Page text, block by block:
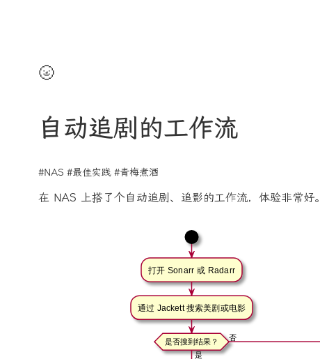
🌝
自动追剧的工作流
#NAS #最佳实践 #青梅煮酒
在 NAS 上搭了个自动追剧、追影的工作流，体验非常好。